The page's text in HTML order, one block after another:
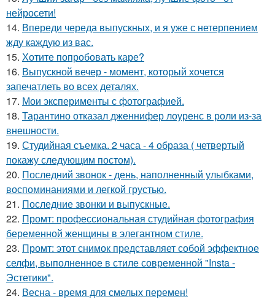
нейросети!
14. Впереди череда выпускных, и я уже с нетерпением
жду каждую из вас.
15. Хотите попробовать каре?
16. Выпускной вечер - момент, который хочется
запечатлеть во всех деталях.
17. Мои эксперименты с фотографией.
18. Тарантино отказал дженнифер лоуренс в роли из-за
внешности.
19. Студийная съемка. 2 часа - 4 образа ( четвертый
покажу следующим постом).
20. Последний звонок - день, наполненный улыбками,
воспоминаниями и легкой грустью.
21. Последние звонки и выпускные.
22. Промт: профессиональная студийная фотография
беременной женщины в элегантном стиле.
23. Промт: этот снимок представляет собой эффектное
селфи, выполненное в стиле современной "Insta -
Эстетики".
24. Весна - время для смелых перемен!